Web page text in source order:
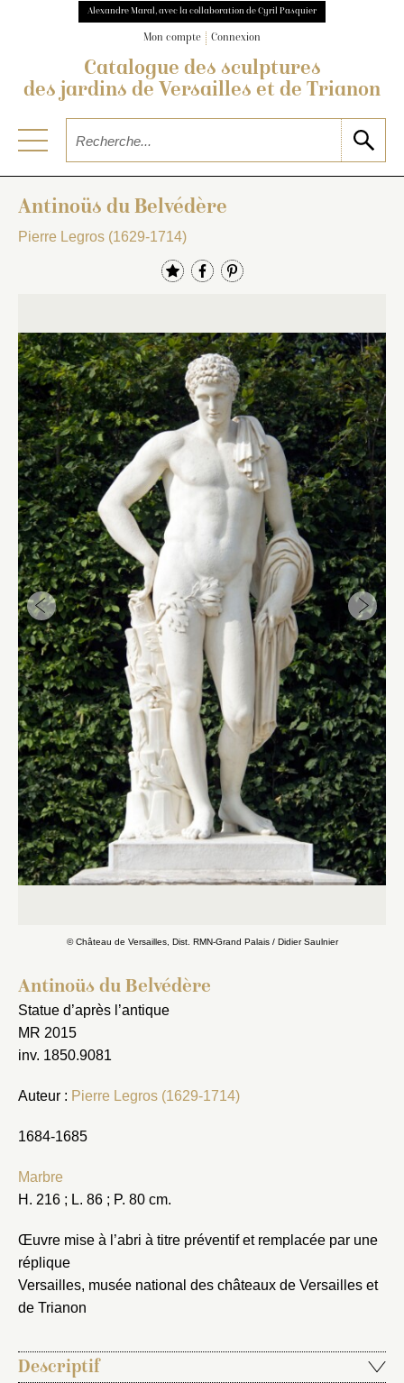
Alexandre Maral, avec la collaboration de Cyril Pasquier
Mon compte Connexion
Catalogue des sculptures
des jardins de Versailles et de Trianon
Antinoüs du Belvédère
Pierre Legros (1629-1714)
© Château de Versailles, Dist. RMN-Grand Palais / Didier Saulnier
Antinoüs du Belvédère
Statue d’après l’antique
MR 2015
inv. 1850.9081
Auteur : Pierre Legros (1629-1714)
1684-1685
Marbre
H. 216 ; L. 86 ; P. 80 cm.
Œuvre mise à l’abri à titre préventif et remplacée par une
réplique
Versailles, musée national des châteaux de Versailles et
de Trianon
Descriptif